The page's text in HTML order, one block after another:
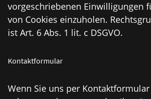
vorgeschriebenen Einwilligungen
von Cookies einzuholen.
ist Art. 6 Abs. 1 lit. c DSGVO.
Kontaktformular
Wenn Sie uns per